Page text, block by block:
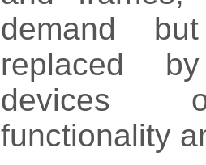
demand
replaced
devices
functionality